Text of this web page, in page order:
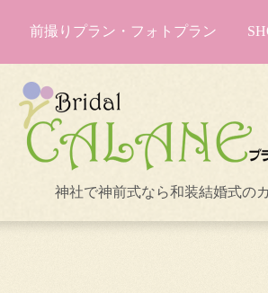
前撮りプラン・フォトプラン
神社で神前式なら和装結婚式の